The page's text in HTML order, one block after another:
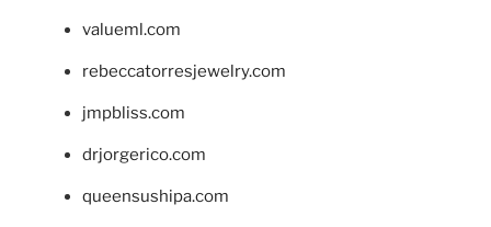
valueml.com
rebeccatorresjewelry.com
jmpbliss.com
drjorgerico.com
queensushipa.com